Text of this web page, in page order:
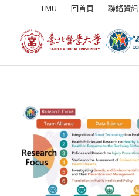
TMU 回首頁 聯絡資訊